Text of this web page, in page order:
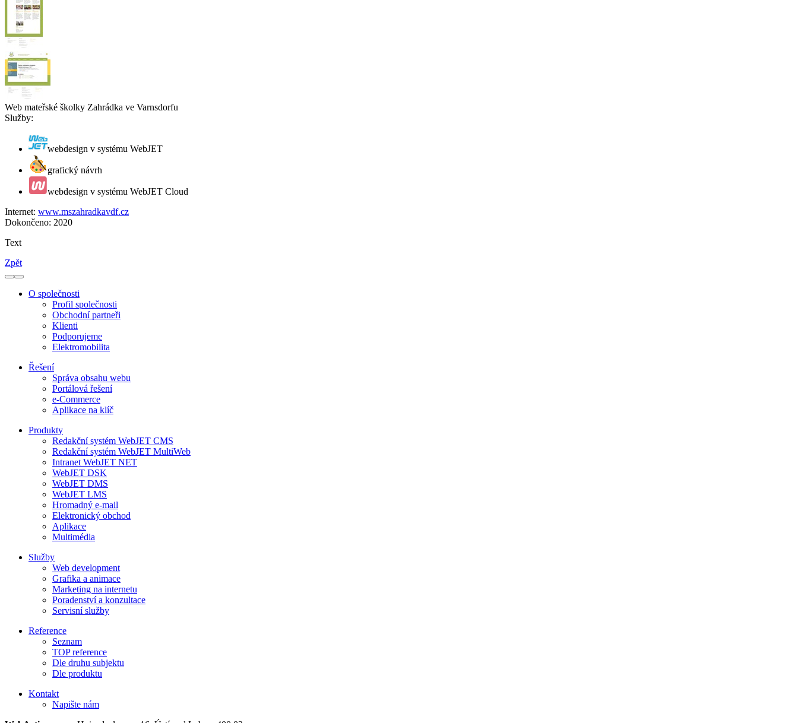
Web mateřské školky Zahrádka ve Varnsdorfu
Služby:
webdesign v systému WebJET
grafický návrh
webdesign v systému WebJET Cloud
Internet: www.mszahradkavdf.cz
Dokončeno: 2020
Text
Zpět
O společnosti
Profil společnosti
Obchodní partneři
Klienti
Podporujeme
Elektromobilita
Řešení
Správa obsahu webu
Portálová řešení
e-Commerce
Aplikace na klíč
Produkty
Redakční systém WebJET CMS
Redakční systém WebJET MultiWeb
Intranet WebJET NET
WebJET DSK
WebJET DMS
WebJET LMS
Hromadný e-mail
Elektronický obchod
Aplikace
Multimédia
Služby
Web development
Grafika a animace
Marketing na internetu
Poradenství a konzultace
Servisní služby
Reference
Seznam
TOP reference
Dle druhu subjektu
Dle produktu
Kontakt
Napište nám